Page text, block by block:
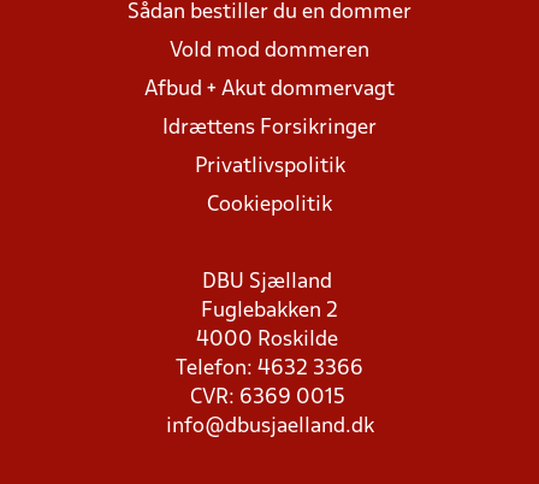
Sådan bestiller du en dommer
Vold mod dommeren
Afbud + Akut dommervagt
Idrættens Forsikringer
Privatlivspolitik
Cookiepolitik
DBU Sjælland
Fuglebakken 2
4000 Roskilde
Telefon: 4632 3366
CVR: 6369 0015
info@dbusjaelland.dk